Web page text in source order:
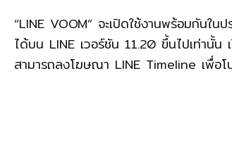
“LINE VOOM” จะเปิดใช้งานพร้อมกันใ
ได้บน LINE เวอร์ชัน 11.20 ขึ้นไปเท่านั้น
สามารถลงโฆษณา LINE Timeline เพื่อโ